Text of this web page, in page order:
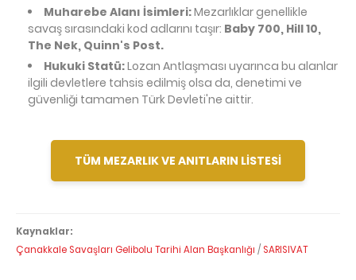
Muharebe Alanı İsimleri:Mezarlıklar genellikle
savaş sırasındaki kod adlarını taşır: Baby 700, Hill 10,
The Nek, Quinn's Post.
Hukuki Statü:Lozan Antlaşması uyarınca bu alanlar
ilgili devletlere tahsis edilmiş olsa da, denetimi ve
güvenliği tamamen Türk Devleti'ne aittir.
TÜM MEZARLIK VE ANITLARIN LİSTESİ
Kaynaklar:
Çanakkale Savaşları Gelibolu Tarihi Alan Başkanlığı / SARISIVAT